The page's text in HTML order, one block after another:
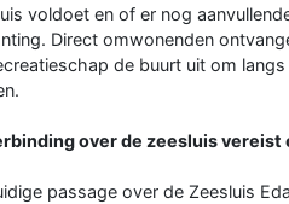
voldoet en of er nog
Direct omwonenden
de buurt uit om
over de zeesluis vereist
passage over de Zeesluis